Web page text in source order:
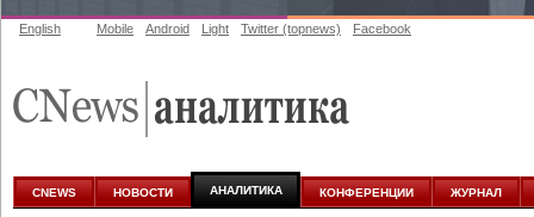
аналитике
English Mobile Android Light Twitter (topnews) Facebook
CNEWS НОВОСТИ АНАЛИТИКА КОНФЕРЕНЦИИ ЖУРНАЛ